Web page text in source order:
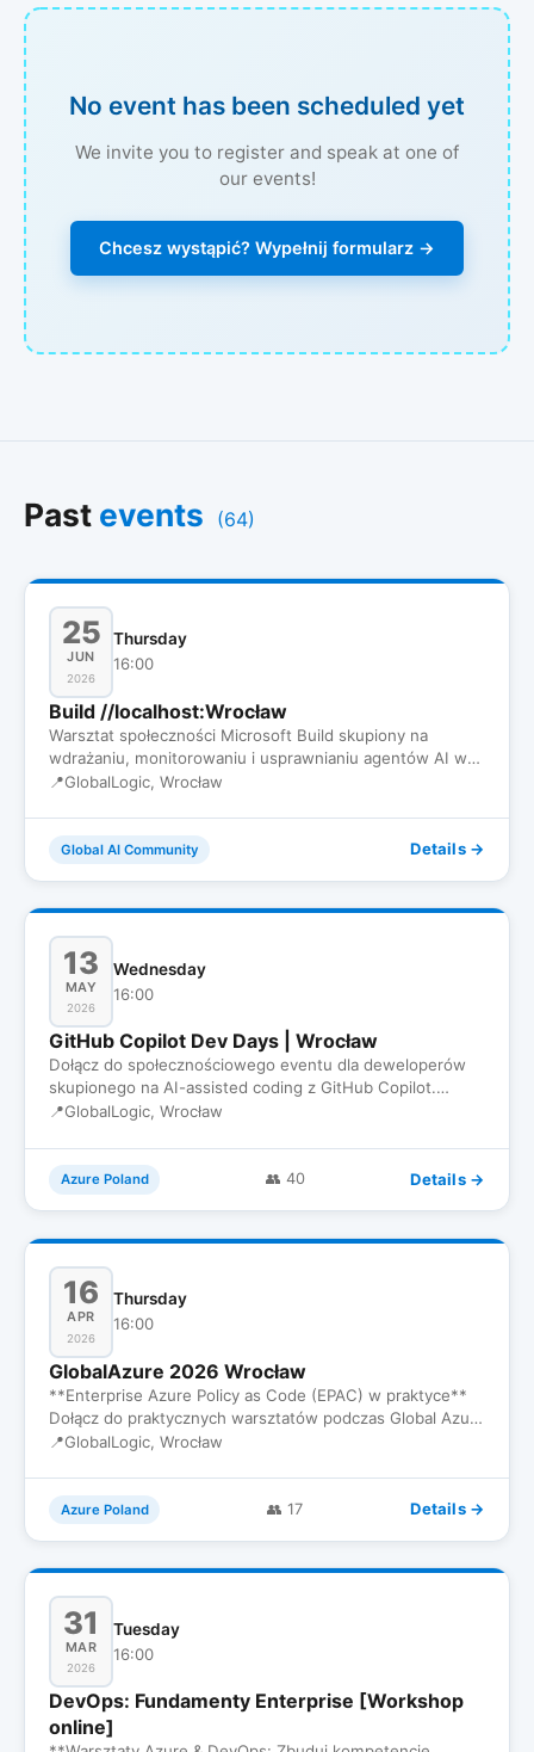
No event has been scheduled yet
We invite you to register and speak at one of
our events!
Chcesz wystąpić? Wypełnij formularz →
Past events (64)
25
JUN
2026
Thursday
16:00
Build //localhost:Wrocław
Warsztat społeczności Microsoft Build skupiony na
wdrażaniu, monitorowaniu i usprawnianiu agentów AI w
środowisku produk…
📍GlobalLogic, Wrocław
Global AI Community Details →
13
MAY
2026
Wednesday
16:00
GitHub Copilot Dev Days | Wrocław
Dołącz do społecznościowego eventu dla deweloperów
skupionego na AI-assisted coding z GitHub Copilot.
Spotkamy się, żeby…
📍GlobalLogic, Wrocław
Azure Poland 👥 40 Details →
16
APR
2026
Thursday
16:00
GlobalAzure 2026 Wrocław
**Enterprise Azure Policy as Code (EPAC) w praktyce**
Dołącz do praktycznych warsztatów podczas Global Azure
2026. Razem…
📍GlobalLogic, Wrocław
Azure Poland 👥 17 Details →
31
MAR
2026
Tuesday
16:00
DevOps: Fundamenty Enterprise [Workshop
online]